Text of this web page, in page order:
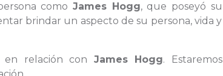
como James Hogg, que poseyó su
brindar un aspecto de su persona, vida y
en relación con James Hogg. Estaremos